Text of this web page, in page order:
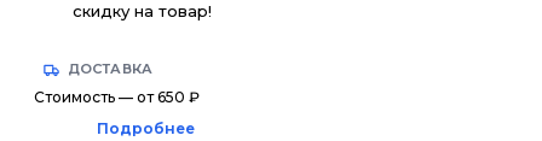
скидку на товар!
ДОСТАВКА
Стоимость — от 650 ₽
Подробнее